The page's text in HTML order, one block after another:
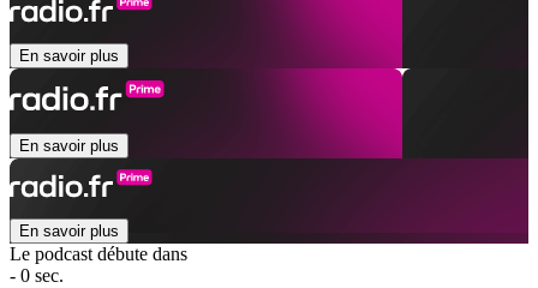
En savoir plus
En savoir plus
En savoir plus
Le podcast débute dans
- 0 sec.